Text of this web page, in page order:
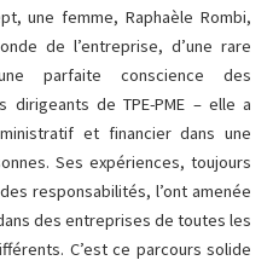
une femme, Raphaèle Rombi,
de l’entreprise, d’une rare
parfaite conscience des
dirigeants de TPE-PME – elle a
et financier dans une
Ses expériences, toujours
responsabilités, l’ont amenée
des entreprises de toutes les
C’est ce parcours solide